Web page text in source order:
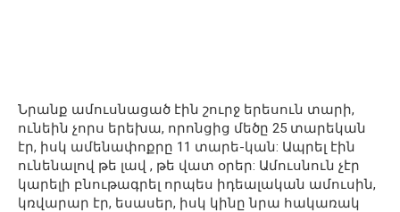
Նրանք ամուսնացած էին շուրջ երեսուն տարի,
ունեին չորս երեխա, որոնցից մեծը 25 տարեկան
էր, իսկ ամենափոքրը 11 տարե-կան: Ապրել էին
ունենալով թե լավ , թե վատ օրեր: Ամուսնուն չէր
կարելի բնութագրել որպես իդեալական ամուսին,
կռվարար էր, եսասեր, իսկ կինը նրա հակառակ